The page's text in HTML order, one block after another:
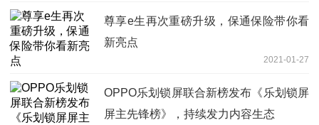
尊享e生再次重磅升级，保通保险带你看
新亮点
2021-01-27
OPPO乐划锁屏联合新榜发布《乐划锁屏
屏主先锋榜》，持续发力内容生态